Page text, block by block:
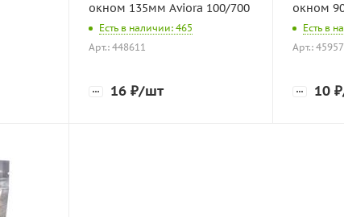
окном 135мм Aviora 100/700
Есть в наличии: 465
Арт.: 448611
16 ₽/шт
окном
Есть в
Арт.:
10 ₽